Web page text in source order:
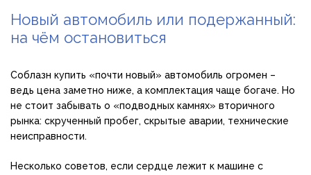
Новый автомобиль или подержанный:
на чём остановиться
Соблазн купить «почти новый» автомобиль огромен –
ведь цена заметно ниже, а комплектация чаще богаче. Но
не стоит забывать о «подводных камнях» вторичного
рынка: скрученный пробег, скрытые аварии, технические
неисправности.
Несколько советов, если сердце лежит к машине с